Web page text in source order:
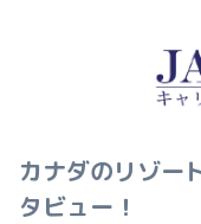
カナダのリゾー
タビュー！